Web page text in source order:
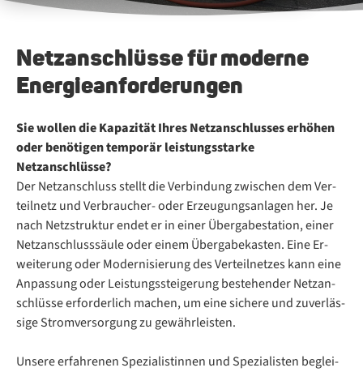
Netz­an­schlüs­se für mo­der­ne
En­er­gie­an­for­de­run­gen
Sie wollen die Kapazität Ihres Netzanschlusses erhöhen
oder benötigen temporär leistungsstarke
Netzanschlüsse?
Der Netz­an­schluss stellt die Ver­bin­dung zwi­schen dem Ver­
teil­netz und Ver­brau­cher- oder Er­zeu­gungs­an­la­gen her. Je
nach Netz­struk­tur en­det er in ei­ner Überg­a­be­sta­ti­on, ei­ner
Netz­an­schluss­säu­le oder ei­nem Überg­a­be­kas­ten. Eine Er­
wei­te­rung oder Mo­der­ni­sie­rung des Ver­teil­net­zes kann eine
An­pas­sung oder Leis­tungs­stei­ge­rung be­ste­hen­der Netz­an­
schlüs­se er­for­der­lich ma­chen, um eine si­che­re und zu­ver­läs­
si­ge Strom­ver­sor­gung zu ge­währ­leis­ten.
Un­se­re er­fah­re­nen Spe­zia­lis­tin­nen und Spe­zia­lis­ten be­glei­